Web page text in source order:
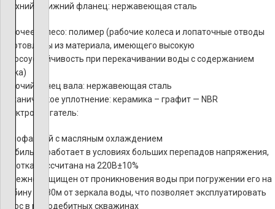
Верхний и нижний фланец: нержавеющая сталь
Рабочее колесо: полимер (рабочие колеса и лопаточные отводы
изготовлены из материала, имеющего высокую
износоустойчивость при перекачивании воды с содержанием
песка)
Рабочий конец вала: нержавеющая сталь
Механическое уплотнение: керамика – графит — NBR
Электродвигатель:
Однофазный с масляным охлаждением
Стабильно работает в условиях больших перепадов напряжения,
обмотка рассчитана на 220В±10%
Надежно защищен от проникновения воды при погружении его на
глубину до 80м от зеркала воды, что позволяет эксплуатировать
насос в малодебитных скважинах